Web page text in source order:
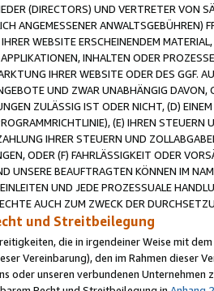
(DIRECTORS) UND VERTRETER VON
ANGEMESSENER
WEBSITE ERSCHEINENDEM
INHALTEN ODER
IHRER WEBSITE ODER DES GGF.
UND ZWAR UNABHÄNGIG
ZULÄSSIG IST ODER NICHT, (D)
(E) IHREN
IHRER STEUERN UND
ODER (F) FAHRLÄSSIGKEIT ODER
UNSERE BEAUFTRAGTEN KÖNNEN IM
UND JEDE PROZESSUALE
AUCH ZUM ZWECK DER
und Streitbeilegung
die in irgendeiner Weise mit
Vereinbarung), den im Rahmen dieser
oder unseren verbundenen